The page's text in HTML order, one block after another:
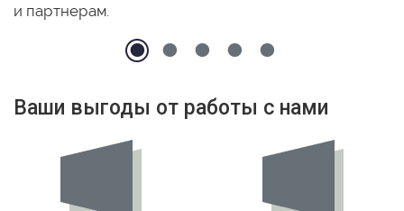
и партнерам.
Ваши выгоды от работы с нами